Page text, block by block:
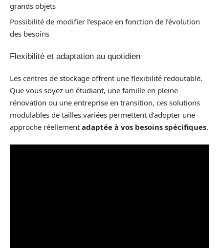
grands objets
Possibilité de modifier l’espace en fonction de l’évolution
des besoins
Flexibilité et adaptation au quotidien
Les centres de stockage offrent une flexibilité redoutable.
Que vous soyez un étudiant, une famille en pleine
rénovation ou une entreprise en transition, ces solutions
modulables de tailles variées permettent d’adopter une
approche réellement adaptée à vos besoins spécifiques.